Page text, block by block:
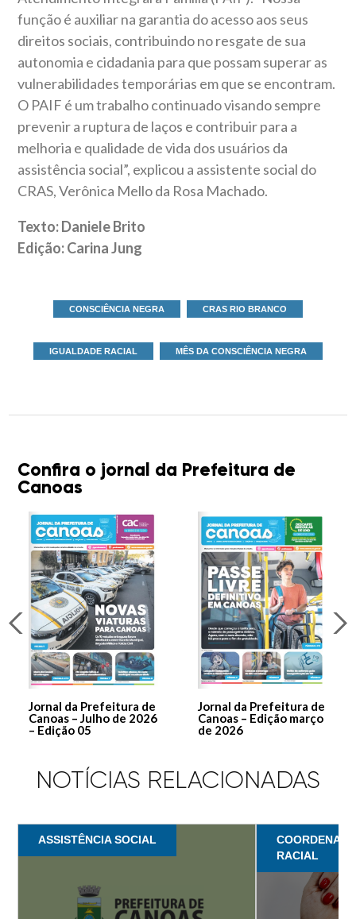
função é auxiliar na garantia do acesso aos seus
direitos sociais, contribuindo no resgate de sua
autonomia e cidadania para que possam superar as
vulnerabilidades temporárias em que se encontram.
O PAIF é um trabalho continuado visando sempre
prevenir a ruptura de laços e contribuir para a
melhoria e qualidade de vida dos usuários da
assistência social”, explicou a assistente social do
CRAS, Verônica Mello da Rosa Machado.
Texto: Daniele Brito
Edição: Carina Jung
CONSCIÊNCIA NEGRA CRAS RIO BRANCO
IGUALDADE RACIAL MÊS DA CONSCIÊNCIA NEGRA
Confira o jornal da Prefeitura de
Canoas
Jornal da Prefeitura de
Canoas – Julho de 2026
– Edição 05
Jornal da Prefeitura de
Canoas – Edição março
de 2026
NOTÍCIAS RELACIONADAS
ASSISTÊNCIA SOCIAL
RACIAL